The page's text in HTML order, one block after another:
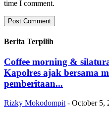
time I comment.
Berita Terpilih
Coffee morning &
Kapolres ajak bersama
pemberitaan...
Rizky Mokodompit - October 5,